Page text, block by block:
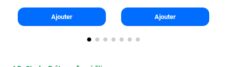
Ajouter Ajouter